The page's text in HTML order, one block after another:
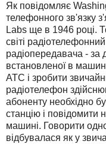
Як повідомляє
телефонного зв'язку
Labs ще в 1946 році.
світі
радіопередавача - за
встановленої в
АТС і зробити
радіотелефон
абоненту необхідно
станцію і
машині. Говорити
відбувалася як у